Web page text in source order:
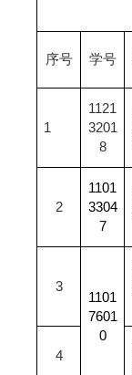
序号 学号
1
1121
3201
8
2
1101
3304
7
3
1101
7601
0
4